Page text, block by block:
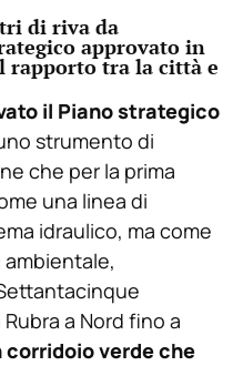
di riva da
approvato in
rapporto tra la città e
il Piano strategico
strumento di
che per la prima
una linea di
idraulico, ma come
a Nord fino a
corridoio verde che